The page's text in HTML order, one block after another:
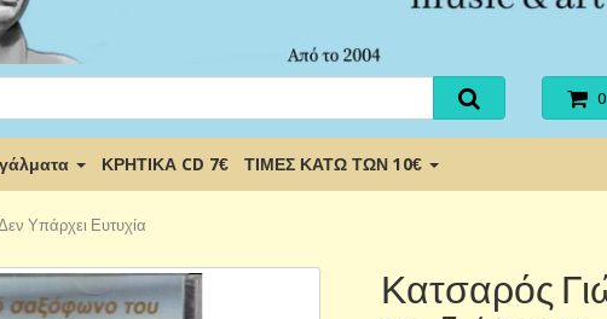
ΚΡΗΤΙΚΑ CD 7€ ΤΙΜΕΣ ΚΑΤΩ ΤΩΝ 10€
Υπάρχει Ευτυχία
Κατσαρός